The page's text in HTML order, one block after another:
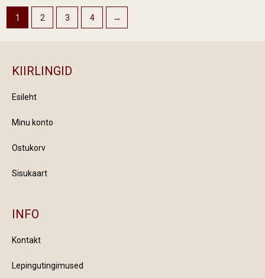
1 2 3 4 →
KIIRLINGID
Esileht
Minu konto
Ostukorv
Sisukaart
INFO
Kontakt
Lepingutingimused